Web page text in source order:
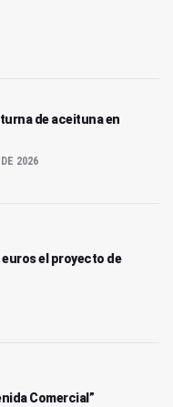
de aceituna en
2026
euros el proyecto de
Comercial”